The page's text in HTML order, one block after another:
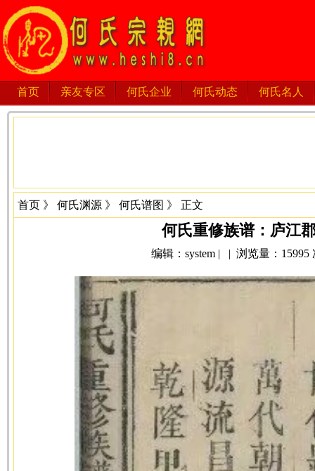
首页 亲友专区 何氏企业 何氏动态 何氏名人
首页 》 何氏渊源 》 何氏谱图 》 正文
何氏重修族谱：庐江
编辑：system | | 浏览量：15995